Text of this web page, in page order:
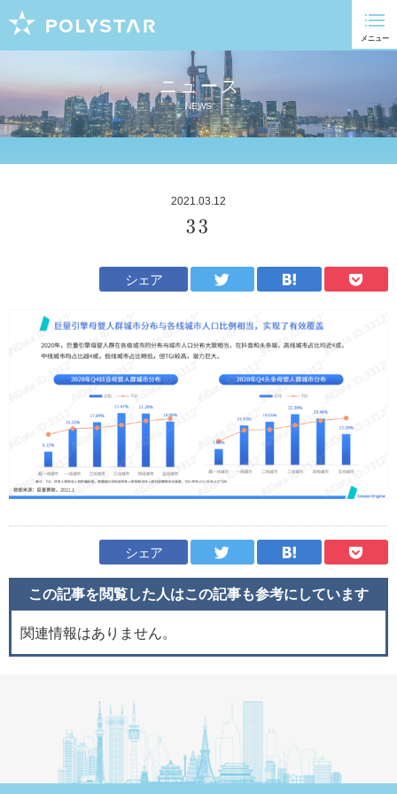
ニュース
NEWS
2021.03.12
33
シェア
シェア
この記事を閲覧した人はこの記事も参考にしています
関連情報はありません。